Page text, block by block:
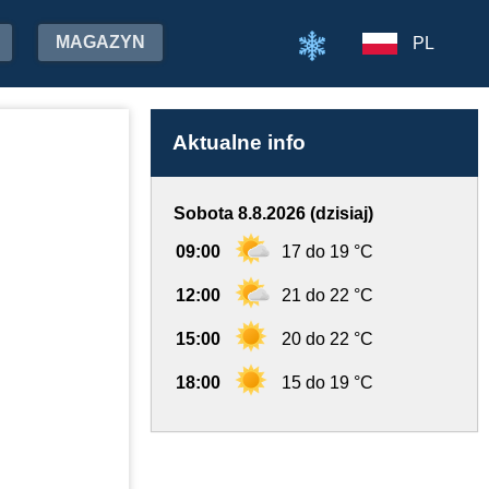
MAGAZYN PL
Aktualne info
Sobota 8.8.2026 (dzisiaj)
09:00 17 do 19 °C
12:00 21 do 22 °C
15:00 20 do 22 °C
18:00 15 do 19 °C